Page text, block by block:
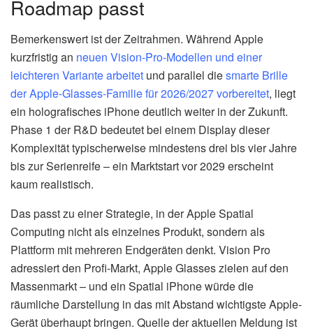
Roadmap passt
Bemerkenswert ist der Zeitrahmen. Während Apple
kurzfristig an neuen Vision-Pro-Modellen und einer
leichteren Variante arbeitet und parallel diesmarte Brille
der Apple-Glasses-Familie für 2026/2027 vorbereitet, liegt
ein holografisches iPhone deutlich weiter in der Zukunft.
Phase 1 der R&D bedeutet bei einem Display dieser
Komplexität typischerweise mindestens drei bis vier Jahre
bis zur Serienreife – ein Marktstart vor 2029 erscheint
kaum realistisch.
Das passt zu einer Strategie, in der Apple Spatial
Computing nicht als einzelnes Produkt, sondern als
Plattform mit mehreren Endgeräten denkt. Vision Pro
adressiert den Profi-Markt, Apple Glasses zielen auf den
Massenmarkt – und ein Spatial iPhone würde die
räumliche Darstellung in das mit Abstand wichtigste Apple-
Gerät überhaupt bringen. Quelle der aktuellen Meldung ist